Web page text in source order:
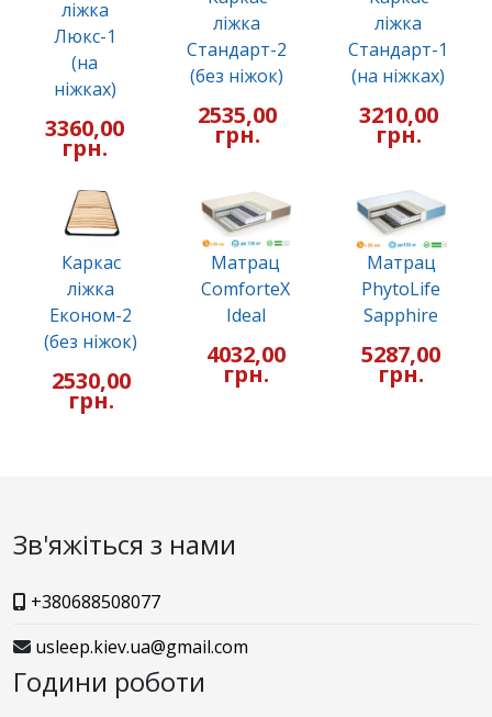
ліжка
Люкс-1
(на
ніжках)
3360,00
грн.
ліжка
Стандарт-2
(без ніжок)
2535,00
грн.
ліжка
Стандарт-1
(на ніжках)
3210,00
грн.
Каркас
ліжка
Економ-2
(без ніжок)
2530,00
грн.
Матрац
ComforteX
Ideal
4032,00
грн.
Матрац
PhytoLife
Sapphire
5287,00
грн.
Зв'яжіться з нами
+380688508077
usleep.kiev.ua@gmail.com
Години роботи